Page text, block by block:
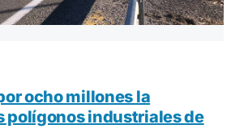
ocho millones la
polígonos industriales de